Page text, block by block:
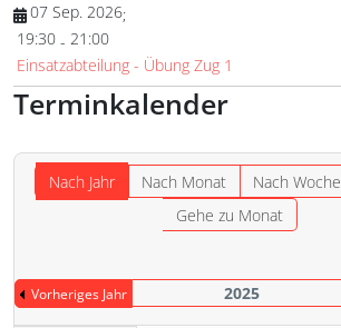
07 Sep. 2026;
19:30 - 21:00
Einsatzabteilung - Übung Zug 1
Terminkalender
Nach Jahr Nach Monat Nach Woche
Gehe zu Monat
Vorheriges Jahr 2025